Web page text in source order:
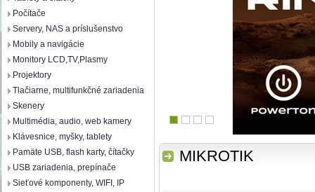
Počítače
Servery, NAS a príslušenstvo
Mobily a navigácie
Monitory LCD,TV,Plasmy
Projektory
Tlačiarne, multifunkčné zariadenia
Skenery
Multimédia, audio, web kamery
Klávesnice, myšky, tablety
Pamäte USB, flash karty, čítačky
USB zariadenia, prepínače
Sieťové komponenty, WIFI, IP
MIKROTIK